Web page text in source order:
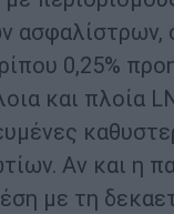
0,25%
και πλοία
Αν και η
με τη